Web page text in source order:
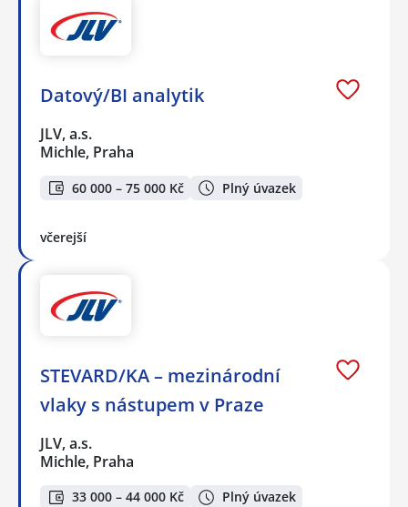
Datový/BI analytik
JLV, a.s.
Michle, Praha
60 000 – 75 000 Kč Plný úvazek
včerejší
STEVARD/KA – mezinárodní
vlaky s nástupem v Praze
JLV, a.s.
Michle, Praha
33 000 – 44 000 Kč
Plný úvazek